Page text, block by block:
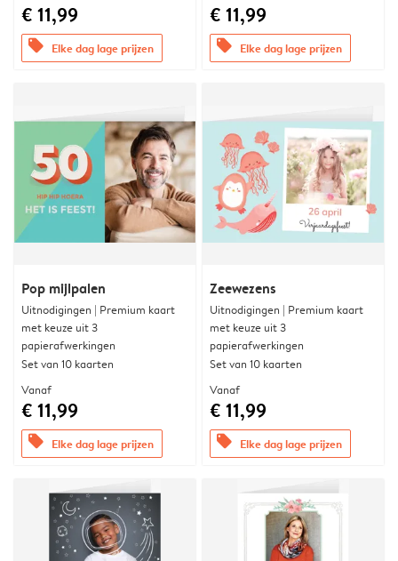
€ 11,99
offers Elke dag lage prijzen
€ 11,99
offers Elke dag lage prijzen
Pop mijlpalen
Uitnodigingen | Premium kaart
met keuze uit 3
papierafwerkingen
Set van 10 kaarten
Vanaf
€ 11,99
offers Elke dag lage prijzen
Zeewezens
Uitnodigingen | Premium kaart
met keuze uit 3
papierafwerkingen
Set van 10 kaarten
Vanaf
€ 11,99
offers Elke dag lage prijzen